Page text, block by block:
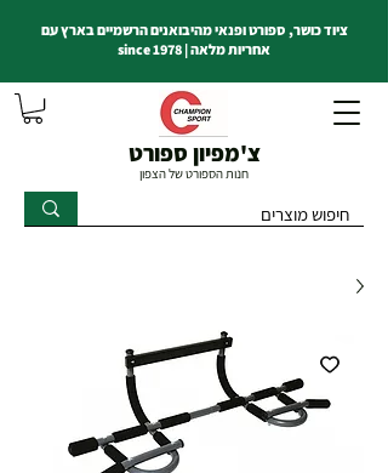
צ'מפיון ספורט
חנות הספורט של הצפון
ציוד כושר, ספורט ופנאי מהיבואנים הרשמיים בארץ עם
אחריות מלאה | since 1978